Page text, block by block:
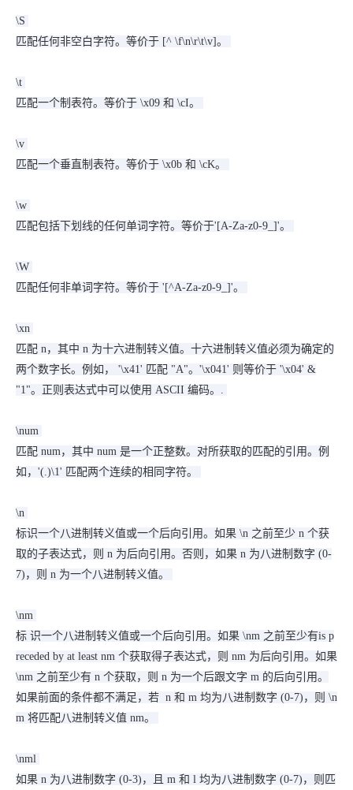
\S
匹配任何非空白字符。等价于 [^ \f\n\r\t\v]。
\t
匹配一个制表符。等价于 \x09 和 \cI。
\v
匹配一个垂直制表符。等价于 \x0b 和 \cK。
\w
匹配包括下划线的任何单词字符。等价于'[A-Za-z0-9_]'。
\W
匹配任何非单词字符。等价于 '[^A-Za-z0-9_]'。
\xn
匹配 n，其中 n 为十六进制转义值。十六进制转义值必须为确定的
两个数字长。例如， '\x41' 匹配 "A"。'\x041' 则等价于 '\x04' &
"1"。正则表达式中可以使用 ASCII 编码。.
\num
匹配 num，其中 num 是一个正整数。对所获取的匹配的引用。例
如，'(.)\1' 匹配两个连续的相同字符。
\n
标识一个八进制转义值或一个后向引用。如果 \n 之前至少 n 个获
取的子表达式，则 n 为后向引用。否则，如果 n 为八进制数字 (0-
7)，则 n 为一个八进制转义值。
\nm
标 识一个八进制转义值或一个后向引用。如果 \nm 之前至少有is p
receded by at least nm 个获取得子表达式，则 nm 为后向引用。如果
\nm 之前至少有 n 个获取，则 n 为一个后跟文字 m 的后向引用。
如果前面的条件都不满足，若 n 和 m 均为八进制数字 (0-7)，则 \n
m 将匹配八进制转义值 nm。
\nml
如果 n 为八进制数字 (0-3)，且 m 和 l 均为八进制数字 (0-7)，则匹